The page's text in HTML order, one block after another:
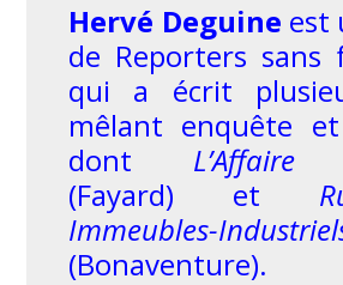
Hervé Deguine est
de Reporters sans
qui a écrit
mêlant enquête
dont L’Affaire
(Fayard) et
Immeubles-
(Bonaventure).